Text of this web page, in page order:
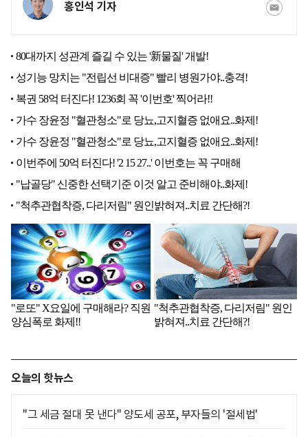
홍인석 기자
오늘의 핫뉴스
"그 세금 절대 못 낸다" 양도세 공포, 부자들의 '절세법'